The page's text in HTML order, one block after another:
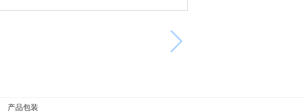
产品包装